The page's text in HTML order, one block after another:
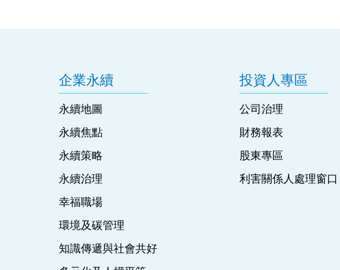
企業永續
永續地圖
永續焦點
永續策略
永續治理
幸福職場
環境及碳管理
知識傳遞與社會共好
投資人專區
公司治理
財務報表
股東專區
利害關係人處理窗口